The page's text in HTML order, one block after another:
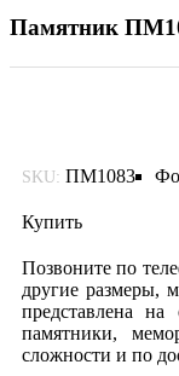
Памятник
SKU: ПМ1083
Купить
Позвоните по
другие размеры,
представлена на
памятники,
сложности и по